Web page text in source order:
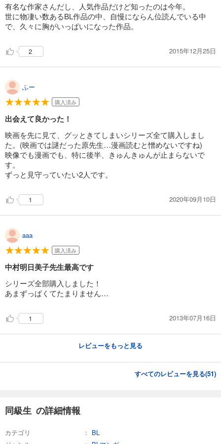
有名な作家さんだし、人気作品だけど知ったのは今年。
世に物凄い数あるBL作品の中、自慢にならん位読んでいる中
で、久々に胸がいっぱいになった作品。
2 2015年12月25日
ふー
購入済み
出会えて良かった！
映画を先に見て、グッときてしまいシリーズ全て購入しまし
た。(映画では謎だった原先生…漫画読むと憎めないですね)
映像でも漫画でも、特に後半、きゅんきゅんが止まらないで
す。
ずっと見守っていたい2人です。
1 2020年09月10日
aaa
購入済み
中村明日美子先生最高です
シリーズ全部購入しました！
あまずっぱくてたまりません…
1 2013年07月16日
レビューをもっと見る
すべてのレビューを見る(51)
同級生 の詳細情報
カテゴリ
BL